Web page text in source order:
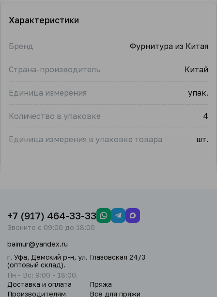
Характеристики
Бренд Фурнитура из Китая
Страна-производитель Китай
Единица измерения упак.
Количество в упаковке 4
Единица измерения в упаковке товара шт.
Доставка и оплата
Производителям
Пряжа
Всё для пряжи
+7 (917) 464-33-33
Звоните с 09:00 до 18:00
baimur@yandex.ru
г. Уфа, Дёмский р-н, ул. Глазовская 24/3
(оптовый склад).
Пн - Вс: 9:00 - 18:00.